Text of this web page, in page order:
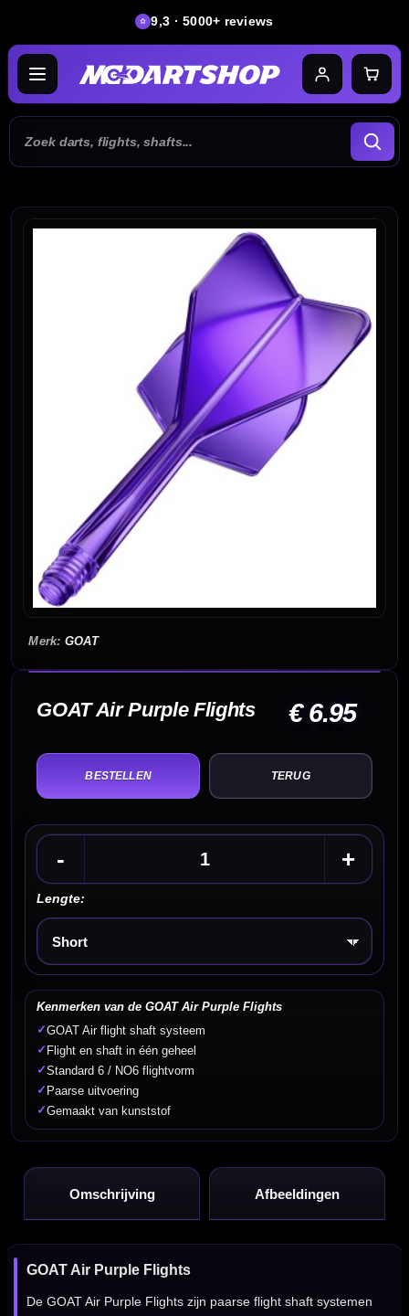
9,3 · 5000+ reviews
GOAT
GOAT Air Purple Flights € 6.95
TERUG
- +
Lengte:
Kies een optie
Kenmerken van de GOAT Air Purple Flights
✓GOAT Air flight shaft systeem
✓ Flight en shaft in één geheel
✓Standard 6 / NO6 flightvorm
✓ Paarse uitvoering
✓Gemaakt van kunststof
Omschrijving Afbeeldingen
GOAT Air Purple Flights
De GOAT Air Purple Flights zijn paarse flight shaft systemen